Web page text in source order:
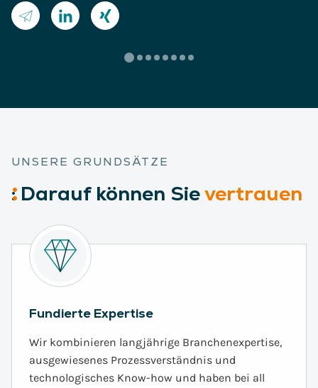
UNSERE GRUNDSÄTZE
:Daraufkönnen Sievertrauen
Fundierte Expertise
Wir kombinieren langjährige Branchenexpertise,
ausgewiesenes Prozessverständnis und
technologisches Know-how und haben bei all